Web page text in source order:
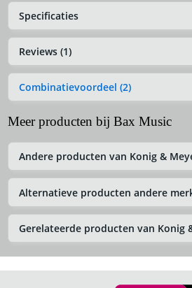
Specificaties
Reviews (1)
Combinatievoordeel (2)
Meer producten bij Bax Music
Andere producten van Konig &
Alternatieve producten andere
Gerelateerde producten van Konig